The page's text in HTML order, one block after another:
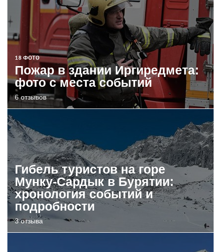
18 ФОТО
Пожар в здании Иргиредмета:
фото с места событий
6 отзывов
Гибель туристов на горе
Мунку-Сардык в Бурятии:
хронология событий и
подробности
3 отзыва